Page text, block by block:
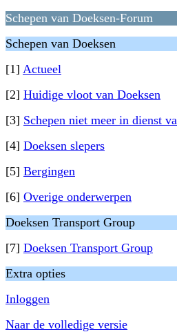
Schepen van Doeksen-Forum
Schepen van Doeksen
[1] Actueel
[2] Huidige vloot van Doeksen
[3] Schepen niet meer in dienst
[4] Doeksen slepers
[5] Bergingen
[6] Overige onderwerpen
Doeksen Transport Group
[7] Doeksen Transport Group
Extra opties
Inloggen
Naar de volledige versie